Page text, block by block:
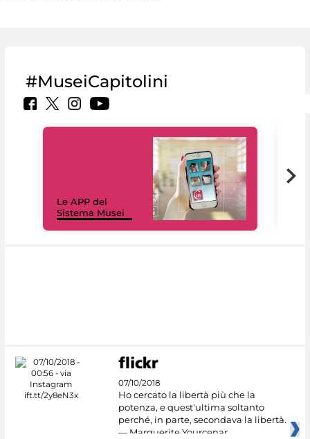
#MuseiCapitolini
Le APP del
Sistema Musei
07/10/2018
Ho cercato la libertà più che la
potenza, e quest'ultima soltanto
perché, in parte, secondava la libertà.
— Marguerite Yourcenar